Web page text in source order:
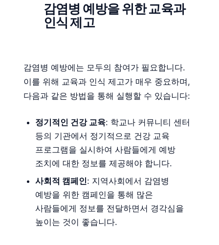
감염병 예방을 위한 교육과
인식 제고
감염병 예방에는 모두의 참여가 필요합니다.
이를 위해 교육과 인식 제고가 매우 중요하며,
다음과 같은 방법을 통해 실행할 수 있습니다:
정기적인 건강 교육: 학교나 커뮤니티 센터
등의 기관에서 정기적으로 건강 교육
프로그램을 실시하여 사람들에게 예방
조치에 대한 정보를 제공해야 합니다.
사회적 캠페인: 지역사회에서 감염병
예방을 위한 캠페인을 통해 많은
사람들에게 정보를 전달하면서 경각심을
높이는 것이 좋습니다.